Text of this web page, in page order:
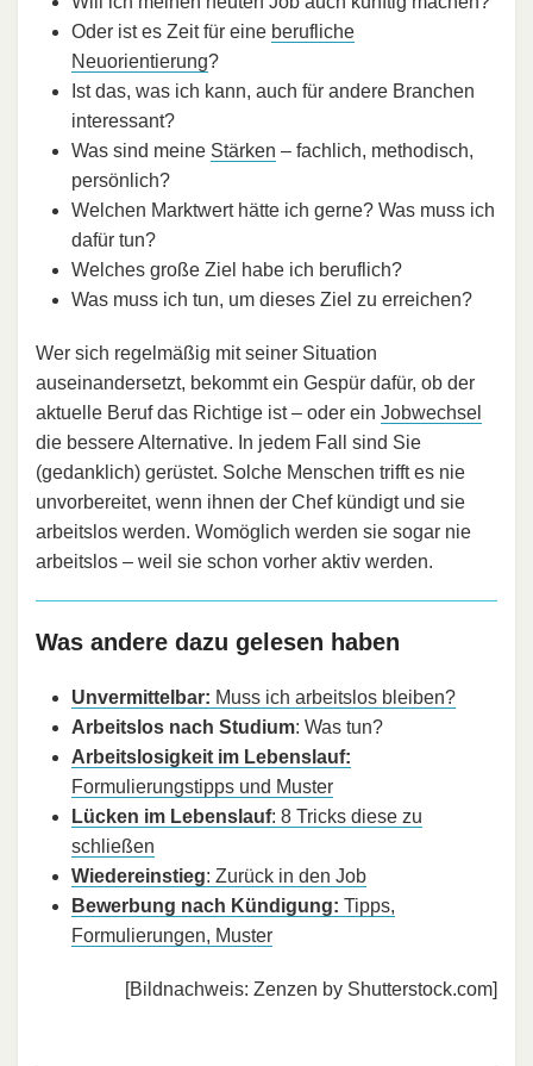
Oder ist es Zeit für eine berufliche
Neuorientierung?
Ist das, was ich kann, auch für andere Branchen
interessant?
Was sind meine Stärken – fachlich, methodisch,
persönlich?
Welchen Marktwert hätte ich gerne? Was muss ich
dafür tun?
Welches große Ziel habe ich beruflich?
Was muss ich tun, um dieses Ziel zu erreichen?
Wer sich regelmäßig mit seiner Situation
auseinandersetzt, bekommt ein Gespür dafür, ob der
aktuelle Beruf das Richtige ist – oder ein Jobwechsel
die bessere Alternative. In jedem Fall sind Sie
(gedanklich) gerüstet. Solche Menschen trifft es nie
unvorbereitet, wenn ihnen der Chef kündigt und sie
arbeitslos werden. Womöglich werden sie sogar nie
arbeitslos – weil sie schon vorher aktiv werden.
Was andere dazu gelesen haben
Unvermittelbar: Muss ich arbeitslos bleiben?
Arbeitslos nach Studium: Was tun?
Arbeitslosigkeit im Lebenslauf:
Formulierungstipps und Muster
Lücken im Lebenslauf: 8 Tricks diese zu
schließen
Wiedereinstieg: Zurück in den Job
Bewerbung nach Kündigung: Tipps,
Formulierungen, Muster
[Bildnachweis: Zenzen by Shutterstock.com]